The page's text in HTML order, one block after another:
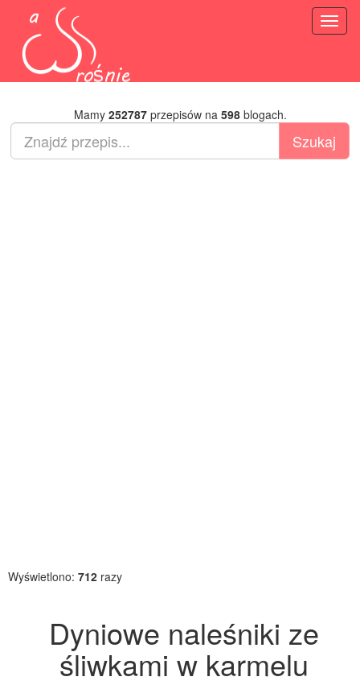
Mamy 252787przepisów na 598blogach.
Wyświetlono: 712 razy
Dyniowe naleśniki ze
śliwkami w karmelu